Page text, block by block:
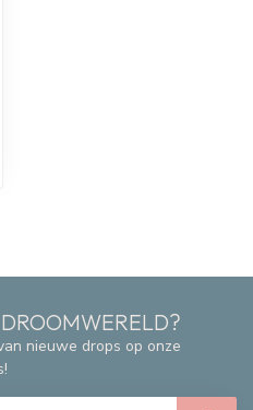
nieuwe drops op onze